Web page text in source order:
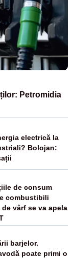
Petromidia
electrică la
Bolojan:
de consum
combustibili
vârf se va apela
barjelor.
poate primi o